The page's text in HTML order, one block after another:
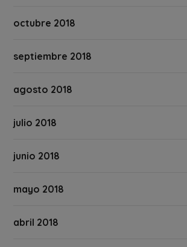
octubre 2018
septiembre 2018
agosto 2018
julio 2018
junio 2018
mayo 2018
abril 2018